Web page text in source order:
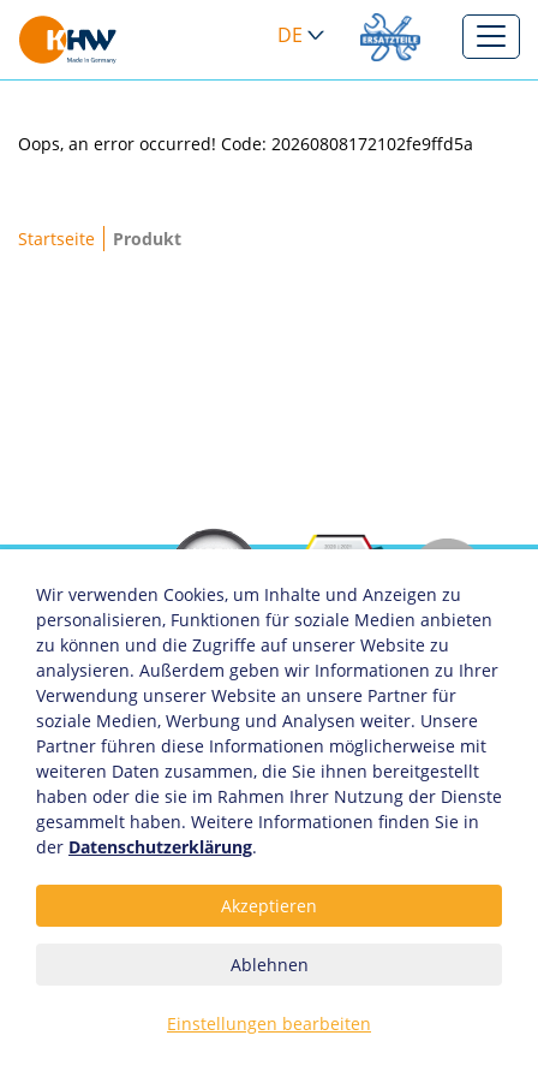
DE>
Oops, an error occurred! Code: 20260808172102fe9ffd5a
Brotkrumenpfad
Startseite Produkt
Servicemenü
Unternehmen
Über KHW
Offene Stellen
Sponsoring
Anreise
Soziale Medien
Facebook
Instagram
Linkedin
Xing
Partner
Servicelinks
Datenschutz- und Cookie-Richtlinie
© 2026 KHW Kunststoff- und Holzverarbeitungswerk GmbH. Alle
Wir verwenden Cookies, um Inhalte und Anzeigen zu
personalisieren, Funktionen für soziale Medien anbieten
zu können und die Zugriffe auf unserer Website zu
analysieren. Außerdem geben wir Informationen zu Ihrer
Verwendung unserer Website an unsere Partner für
soziale Medien, Werbung und Analysen weiter. Unsere
Partner führen diese Informationen möglicherweise mit
weiteren Daten zusammen, die Sie ihnen bereitgestellt
haben oder die sie im Rahmen Ihrer Nutzung der Dienste
gesammelt haben. Weitere Informationen finden Sie in
der Datenschutzerklärung.
Ablehnen
Akzeptieren
Einstellungen bearbeiten